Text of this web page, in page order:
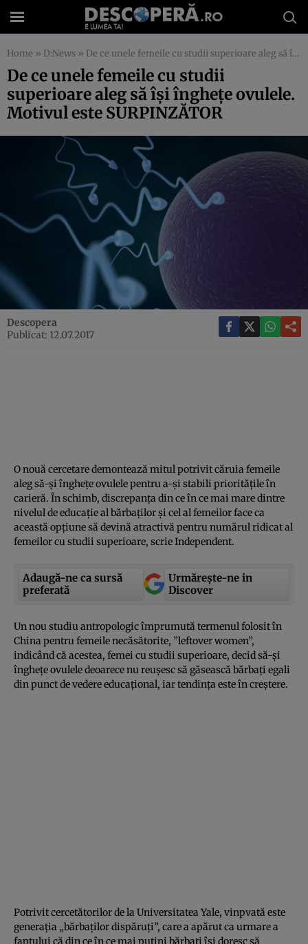
Home » D:News » De ce unele femeile cu studii superioare aleg să îşi îngheţe ovulele. Motivul este SURPINZĂTOR
De ce unele femeile cu studii
superioare aleg să îşi îngheţe ovulele.
Motivul este SURPINZĂTOR
Descopera
Publicat: 12.07.2017
O nouă cercetare demontează mitul potrivit căruia femeile
aleg să-şi îngheţe ovulele pentru a-şi stabili priorităţile în
carieră. În schimb, discrepanţa din ce în ce mai mare dintre
nivelul de educaţie al bărbaţilor şi cel al femeilor face ca
această opţiune să devină atractivă pentru numărul ridicat al
femeilor cu studii superioare, scrie Independent.
Adaugă-ne ca sursă
preferată
Urmărește-ne in
Discover
Un nou studiu antropologic împrumută termenul folosit în
China pentru femeile necăsătorite, ”leftover women”,
indicând că acestea, femei cu studii superioare, decid să-şi
îngheţe ovulele deoarece nu reuşesc să găsească bărbaţi egali
din punct de vedere educaţional, iar tendinţa este în creştere.
Potrivit cercetătorilor de la Universitatea Yale, vinpvată este
generaţia „bărbaţilor dispăruţi”, care a apărut ca urmare a
faptului că din ce în ce mai puţini bărbaţi îşi doresc să